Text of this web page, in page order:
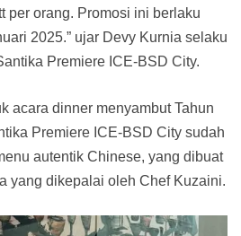
per orang. Promosi ini berlaku
2025.” ujar Devy Kurnia selaku
Premiere ICE-BSD City.
acara dinner menyambut Tahun
Premiere ICE-BSD City sudah
autentik Chinese, yang dibuat
yang dikepalai oleh Chef Kuzaini.